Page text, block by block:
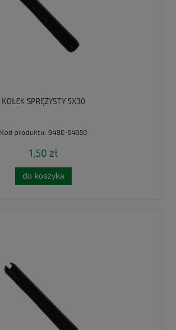
KOŁEK SPRĘŻYSTY 5X30
Kod produktu: 948E-54050
1,50 zł
do koszyka